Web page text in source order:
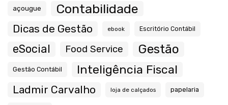
açougue Contabilidade
Dicas de Gestão ebook Escritório Contábil
eSocial Food Service Gestão
Gestão Contábil Inteligência Fiscal
Ladmir Carvalho loja de calçados papelaria